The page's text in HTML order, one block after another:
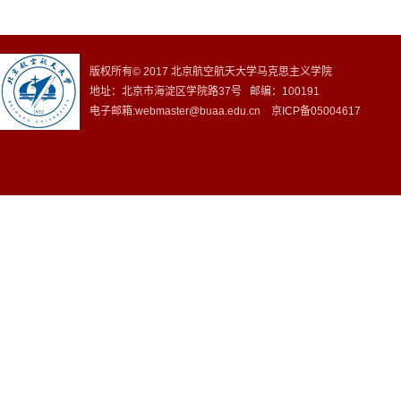
版权所有© 2017 北京航空航天大学马克思主义学院
地址：北京市海淀区学院路37号 邮编：100191
电子邮箱:webmaster@buaa.edu.cn 京ICP备05004617